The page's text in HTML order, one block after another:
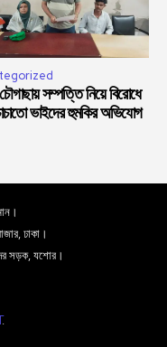
সম্পত্তি নিয়ে বিরোধে
ভাইদের হুমকির অভিযোগ
ঢাকা।
সড়ক, যশোর।
.